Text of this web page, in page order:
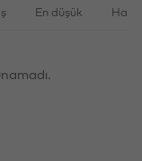
En düşük